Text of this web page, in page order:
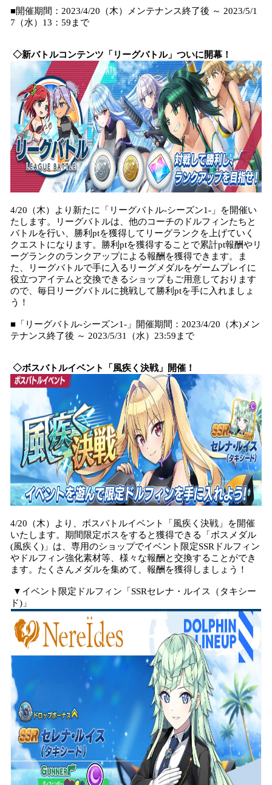
■開催期間：2023/4/20（木）メンテナンス終了後 ～ 2023/5/1
7（水）13：59まで
◇新バトルコンテンツ「リーグバトル」ついに開幕！
4/20（木）より新たに「リーグバトル-シーズン1-」を開催い
たします。リーグバトルは、他のコーチのドルフィンたちと
バトルを行い、勝利ptを獲得してリーグランクを上げていく
クエストになります。勝利ptを獲得することで累計pt報酬やリ
ーグランクのランクアップによる報酬を獲得できます。ま
た、リーグバトルで手に入るリーグメダルをゲームプレイに
役立つアイテムと交換できるショップもご用意しております
ので、毎日リーグバトルに挑戦して勝利ptを手に入れましょ
う！
■「リーグバトル-シーズン1-」開催期間：2023/4/20（木)メン
テナンス終了後 ～ 2023/5/31（水）23:59まで
◇ボスバトルイベント「風疾く決戦」開催！
4/20（木）より、ボスバトルイベント「風疾く決戦」を開催
いたします。期間限定ボスをすると獲得できる「ボスメダル
(風疾く)」は、専用のショップでイベント限定SSRドルフィン
やドルフィン強化素材等、様々な報酬と交換することができ
ます。たくさんメダルを集めて、報酬を獲得しましょう！
▼イベント限定ドルフィン「SSRセレナ・ルイス（タキシー
ド)」